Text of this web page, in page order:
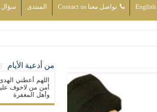
English تواصل معنا Contact us المنتدى سؤال
سنّة والتشيّع إن كان حب أهل البيت (عليهم السلام) فكلّ
من أدعية الأيام
اللهم أعطني
أمن من لاخوف
وأهل المغفرة